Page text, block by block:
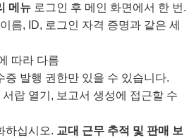
메뉴 로그인 후 메인 화면에서 한 번.
름, ID, 로그인 자격 증명과 같은 세
따라 다름
증 발행 권한만 있을 수 있습니다.
랍 열기, 보고서 생성에 접근할 수
하십시오. 교대 근무 추적 및 판매 보